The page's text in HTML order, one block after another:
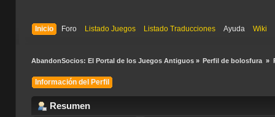
Inicio Foro Listado Juegos Listado Traducciones Ayuda Wiki
AbandonSocios: El Portal de los Juegos Antiguos» Perfil de bolosfura »
Información del Perfil
Resumen